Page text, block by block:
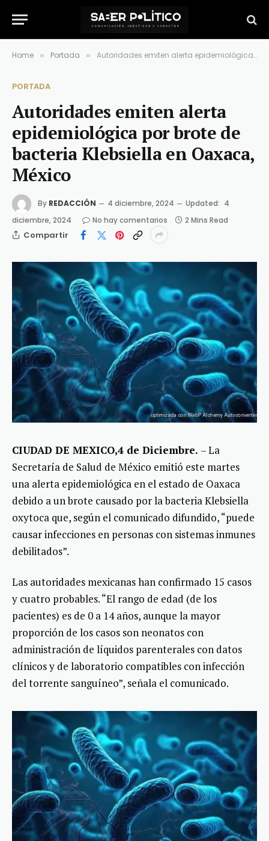
Home » Portada » Autoridades emiten alerta epidemiológica por brote de bacteria Klebsiella en Oaxaca, México
PORTADA
Autoridades emiten alerta
epidemiológica por brote de
bacteria Klebsiella en Oaxaca,
México
By REDACCIÓN 4 diciembre, 2024 Updated: 4
diciembre, 2024
No hay comentarios 2 Mins Read
Compartir
CIUDAD DE MEXICO,4 de Diciembre. – La
Secretaría de Salud de México emitió este martes
una alerta epidemiológica en el estado de Oaxaca
debido a un brote causado por la bacteria Klebsiella
oxytoca que, según el comunicado difundido, “puede
causar infecciones en personas con sistemas inmunes
debilitados”.
Las autoridades mexicanas han confirmado 15 casos
y cuatro probables. “El rango de edad (de los
pacientes) es de 0 a 14 años, aunque la mayor
proporción de los casos son neonatos con
administración de líquidos parenterales con datos
clínicos y de laboratorio compatibles con infección
del torrente sanguíneo”, señala el comunicado.